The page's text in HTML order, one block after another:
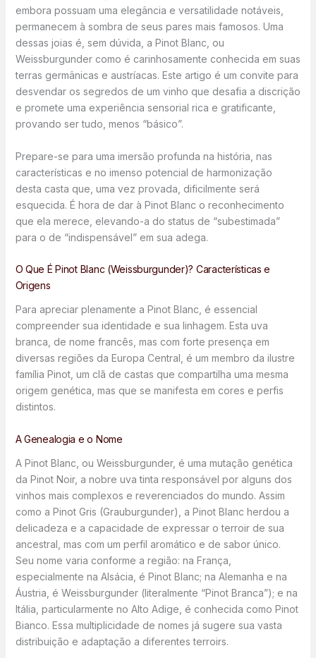
embora possuam uma elegância e versatilidade notáveis,
permanecem à sombra de seus pares mais famosos. Uma
dessas joias é, sem dúvida, a Pinot Blanc, ou
Weissburgunder como é carinhosamente conhecida em suas
terras germânicas e austríacas. Este artigo é um convite para
desvendar os segredos de um vinho que desafia a discrição
e promete uma experiência sensorial rica e gratificante,
provando ser tudo, menos “básico”.
Prepare-se para uma imersão profunda na história, nas
características e no imenso potencial de harmonização
desta casta que, uma vez provada, dificilmente será
esquecida. É hora de dar à Pinot Blanc o reconhecimento
que ela merece, elevando-a do status de “subestimada”
para o de “indispensável” em sua adega.
O Que É Pinot Blanc (Weissburgunder)? Características e
Origens
Para apreciar plenamente a Pinot Blanc, é essencial
compreender sua identidade e sua linhagem. Esta uva
branca, de nome francês, mas com forte presença em
diversas regiões da Europa Central, é um membro da ilustre
família Pinot, um clã de castas que compartilha uma mesma
origem genética, mas que se manifesta em cores e perfis
distintos.
A Genealogia e o Nome
A Pinot Blanc, ou Weissburgunder, é uma mutação genética
da Pinot Noir, a nobre uva tinta responsável por alguns dos
vinhos mais complexos e reverenciados do mundo. Assim
como a Pinot Gris (Grauburgunder), a Pinot Blanc herdou a
delicadeza e a capacidade de expressar o terroir de sua
ancestral, mas com um perfil aromático e de sabor único.
Seu nome varia conforme a região: na França,
especialmente na Alsácia, é Pinot Blanc; na Alemanha e na
Áustria, é Weissburgunder (literalmente “Pinot Branca”); e na
Itália, particularmente no Alto Adige, é conhecida como Pinot
Bianco. Essa multiplicidade de nomes já sugere sua vasta
distribuição e adaptação a diferentes terroirs.